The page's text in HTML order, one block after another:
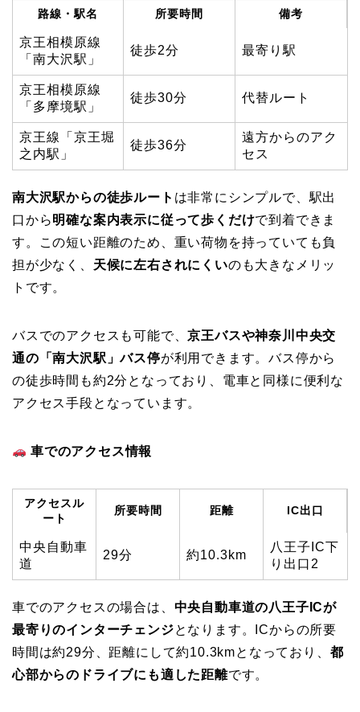
路線・駅名 所要時間 備考
京王相模原線
「南大沢駅」
徒歩2分 最寄り駅
京王相模原線
「多摩境駅」
徒歩30分 代替ルート
京王線「京王堀
之内駅」
徒歩36分
遠方からのアク
セス
南大沢駅からの徒歩ルート は非常にシンプルで、駅出
口から明確な案内表示に従って歩くだけで到着できま
す。この短い距離のため、重い荷物を持っていても負
担が少なく、 天候に左右されにくいのも大きなメリッ
トです。
バスでのアクセスも可能で、京王バスや神奈川中央交
通の「南大沢駅」バス停が利用できます。バス停から
の徒歩時間も約2分となっており、電車と同様に便利な
アクセス手段となっています。
車でのアクセス情報
アクセスル
ート
所要時間 距離 IC出口
中央自動車
道
29分 約10.3km
八王子IC下
り出口2
車でのアクセスの場合は、 中央自動車道の八王子ICが
最寄りのインターチェンジとなります。ICからの所要
時間は約29分、距離にして約10.3kmとなっており、 都
心部からのドライブにも適した距離です。